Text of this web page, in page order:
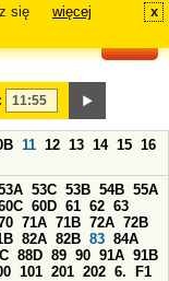
się
więcej x
11 12 13 14 15 16
53C 53B 54B 55A
60D 61 62 63
71A 71B 72A 72B
82A 82B 83 84A
88D 89 90 91A 91B
101 201 202 6.
F1